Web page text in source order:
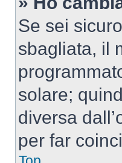
Se sei
sbagliata, il
solare;
diversa
per far